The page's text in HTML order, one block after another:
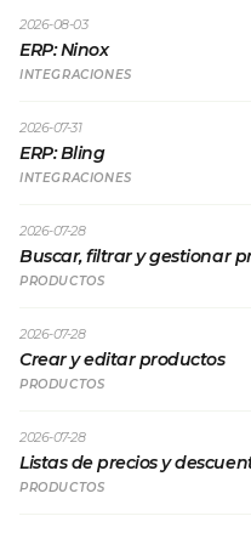
2026-08-03
ERP: Ninox
INTEGRACIONES
2026-07-31
ERP: Bling
INTEGRACIONES
2026-07-28
Buscar, filtrar y gestionar
PRODUCTOS
2026-07-28
Crear y editar productos
PRODUCTOS
2026-07-28
Listas de precios y
PRODUCTOS